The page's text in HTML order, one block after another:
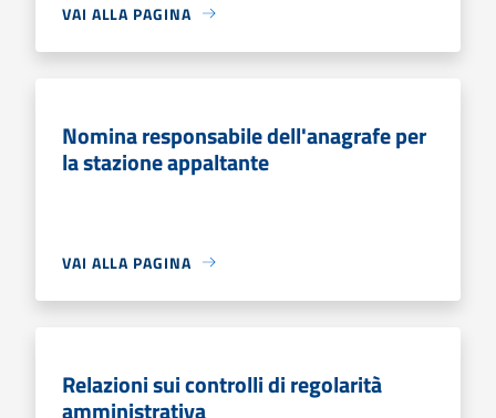
VAI ALLA PAGINA
Nomina responsabile dell'anagrafe per
la stazione appaltante
VAI ALLA PAGINA
Relazioni sui controlli di regolarità
amministrativa